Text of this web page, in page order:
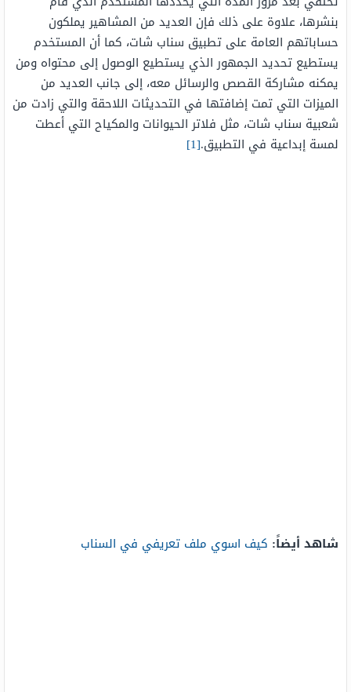
بنشرها، علاوة على ذلك فإن العديد من المشاهير يملكون
حساباتهم العامة على تطبيق سناب شات، كما أن المستخدم
يستطيع تحديد الجمهور الذي يستطيع الوصول إلى محتواه ومن
يمكنه مشاركة القصص والرسائل معه، إلى جانب العديد من
الميزات التي تمت إضافتها في التحديثات اللاحقة والتي زادت من
شعبية سناب شات، مثل فلاتر الحيوانات والمكياح التي أعطت
لمسة إبداعية في التطبيق.[1]
شاهد أيضاً: كيف اسوي ملف تعريفي في السناب